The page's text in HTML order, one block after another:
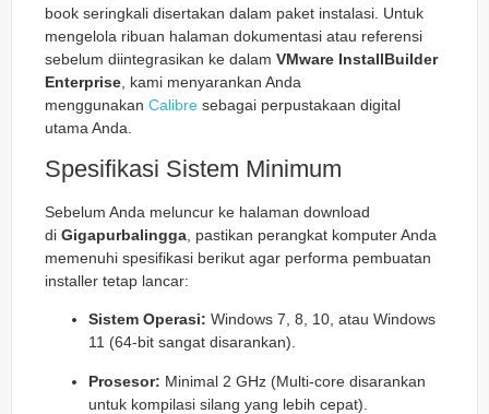
book seringkali disertakan dalam paket instalasi. Untuk
mengelola ribuan halaman dokumentasi atau referensi
sebelum diintegrasikan ke dalam VMware InstallBuilder
Enterprise , kami menyarankan Anda
menggunakan Calibre sebagai perpustakaan digital
utama Anda.
Spesifikasi Sistem Minimum
Sebelum Anda meluncur ke halaman download
di Gigapurbalingga , pastikan perangkat komputer Anda
memenuhi spesifikasi berikut agar performa pembuatan
installer tetap lancar:
Sistem Operasi: Windows 7, 8, 10, atau Windows
11 (64-bit sangat disarankan).
Prosesor: Minimal 2 GHz (Multi-core disarankan
untuk kompilasi silang yang lebih cepat).